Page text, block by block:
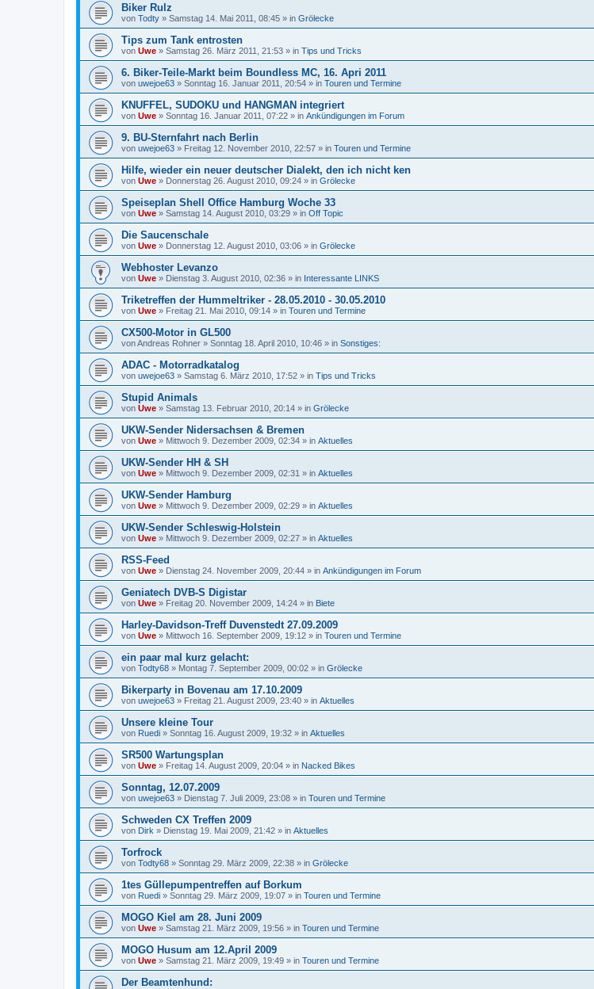
Biker Rulz
von Todty » Samstag 14. Mai 2011, 08:45 » in Grölecke
Tips zum Tank entrosten
von Uwe » Samstag 26. März 2011, 21:53 » in Tips und Tricks
6. Biker-Teile-Markt beim Boundless MC, 16. Apri 2011
von uwejoe63 » Sonntag 16. Januar 2011, 20:54 » in Touren und Termine
KNUFFEL, SUDOKU und HANGMAN integriert
von Uwe » Sonntag 16. Januar 2011, 07:22 » in Ankündigungen im Forum
9. BU-Sternfahrt nach Berlin
von uwejoe63 » Freitag 12. November 2010, 22:57 » in Touren und Termine
Hilfe, wieder ein neuer deutscher Dialekt, den ich nicht ken
von Uwe » Donnerstag 26. August 2010, 09:24 » in Grölecke
Speiseplan Shell Office Hamburg Woche 33
von Uwe » Samstag 14. August 2010, 03:29 » in Off Topic
Die Saucenschale
von Uwe » Donnerstag 12. August 2010, 03:06 » in Grölecke
Webhoster Levanzo
von Uwe » Dienstag 3. August 2010, 02:36 » in Interessante LINKS
Triketreffen der Hummeltriker - 28.05.2010 - 30.05.2010
von Uwe » Freitag 21. Mai 2010, 09:14 » in Touren und Termine
CX500-Motor in GL500
vonAndreas Rohner » Sonntag 18. April 2010, 10:46 » in Sonstiges:
ADAC - Motorradkatalog
von uwejoe63 » Samstag 6. März 2010, 17:52 » in Tips und Tricks
Stupid Animals
von Uwe » Samstag 13. Februar 2010, 20:14 » in Grölecke
UKW-Sender Nidersachsen & Bremen
von Uwe » Mittwoch 9. Dezember 2009, 02:34 » in Aktuelles
UKW-Sender HH & SH
von Uwe » Mittwoch 9. Dezember 2009, 02:31 » in Aktuelles
UKW-Sender Hamburg
von Uwe » Mittwoch 9. Dezember 2009, 02:29 » in Aktuelles
UKW-Sender Schleswig-Holstein
von Uwe » Mittwoch 9. Dezember 2009, 02:27 » in Aktuelles
RSS-Feed
von Uwe » Dienstag 24. November 2009, 20:44 » in Ankündigungen im Forum
Geniatech DVB-S Digistar
von Uwe » Freitag 20. November 2009, 14:24 » in Biete
Harley-Davidson-Treff Duvenstedt 27.09.2009
von Uwe » Mittwoch 16. September 2009, 19:12 » in Touren und Termine
ein paar mal kurz gelacht:
von Todty68 » Montag 7. September 2009, 00:02 » in Grölecke
Bikerparty in Bovenau am 17.10.2009
von uwejoe63 » Freitag 21. August 2009, 23:40 » in Aktuelles
Unsere kleine Tour
von Ruedi » Sonntag 16. August 2009, 19:32 » in Aktuelles
SR500 Wartungsplan
von Uwe » Freitag 14. August 2009, 20:04 » in Nacked Bikes
Sonntag, 12.07.2009
von uwejoe63 » Dienstag 7. Juli 2009, 23:08 » in Touren und Termine
Schweden CX Treffen 2009
von Dirk » Dienstag 19. Mai 2009, 21:42 » in Aktuelles
Torfrock
von Todty68 » Sonntag 29. März 2009, 22:38 » in Grölecke
1tes Güllepumpentreffen auf Borkum
von Ruedi » Sonntag 29. März 2009, 19:07 » in Touren und Termine
MOGO Kiel am 28. Juni 2009
von Uwe » Samstag 21. März 2009, 19:56 » in Touren und Termine
MOGO Husum am 12.April 2009
von Uwe » Samstag 21. März 2009, 19:49 » in Touren und Termine
Der Beamtenhund: